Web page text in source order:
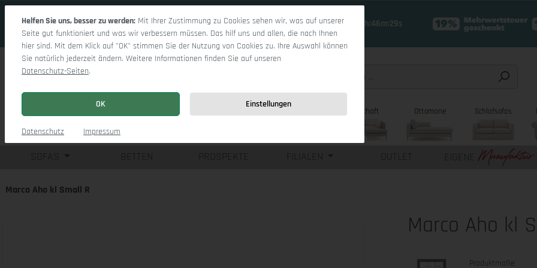
18 Tage 20h:46m:27s
Wohnlandschaft Ottomane Schlafsofas
BETTEN PROSPEKTE FILIALEN OUTLET EIGENE
Marco Aho kl Small R
Marco Aho kl
Produktmaße
Helfen Sie uns, besser zu werden: Mit Ihrer Zustimmung zu Cookies sehen wir, was auf unserer
Seite gut funktioniert und was wir verbessern müssen. Das hilf uns und allen, die nach Ihnen
hier sind. Mit dem Klick auf "OK" stimmen Sie der Nutzung von Cookies zu. Ihre Auswahl können
Sie natürlich jederzeit ändern. Weitere Informationen finden Sie auf unseren
Datenschutz-Seiten.
OK Einstellungen
Datenschutz Impressum